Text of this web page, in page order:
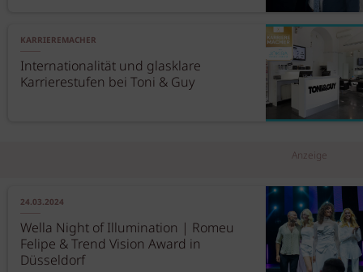
KARRIEREMACHER
Internationalität und glasklare
Karrierestufen bei Toni & Guy
Anzeige
24.03.2024
Wella Night of Illumination | Romeu
Felipe & Trend Vision Award in
Düsseldorf